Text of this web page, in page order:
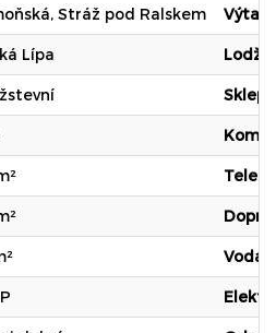
Stráž pod Ralskem Výtah
Lípa Lodžie
Sklep
Voda